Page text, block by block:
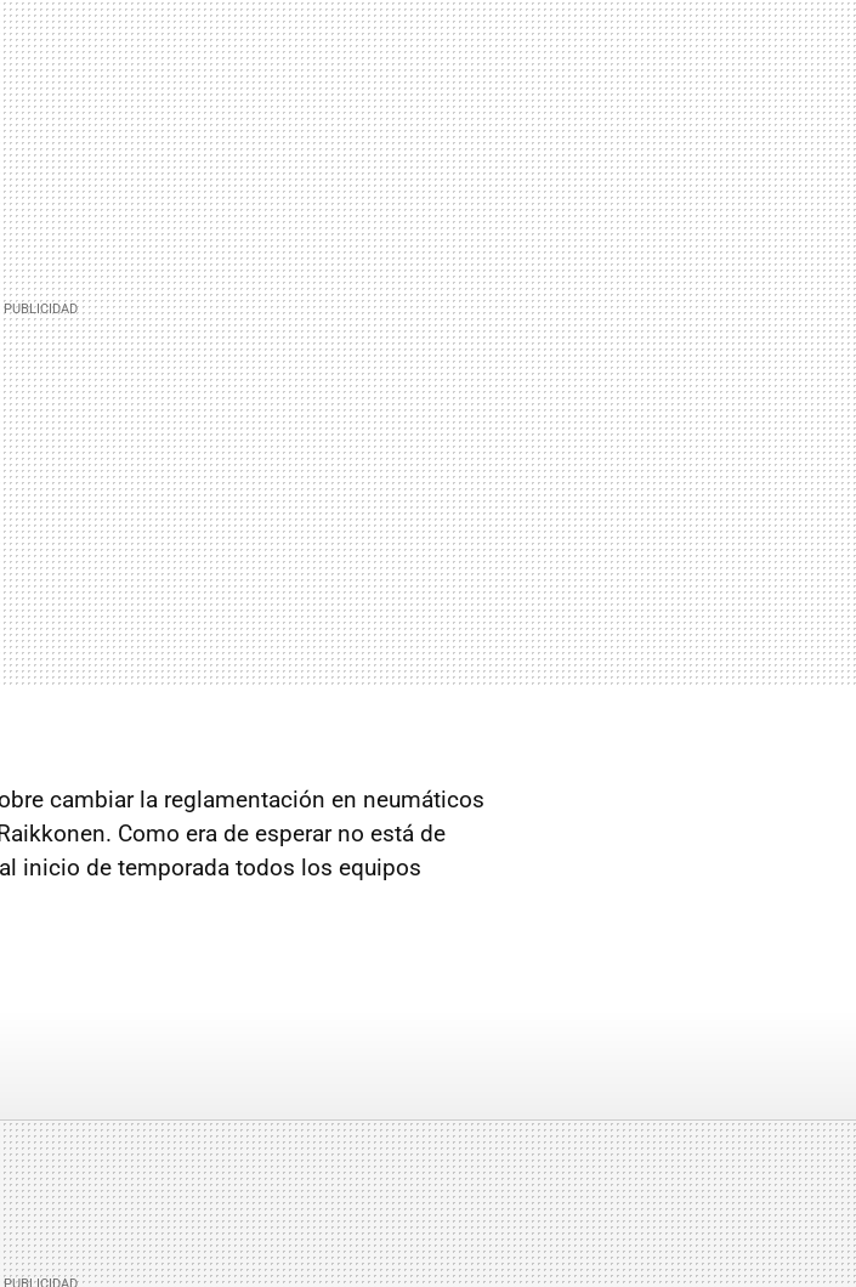
cambiar la reglamentación en neumáticos
Como era de esperar no está de
inicio de temporada todos los equipos